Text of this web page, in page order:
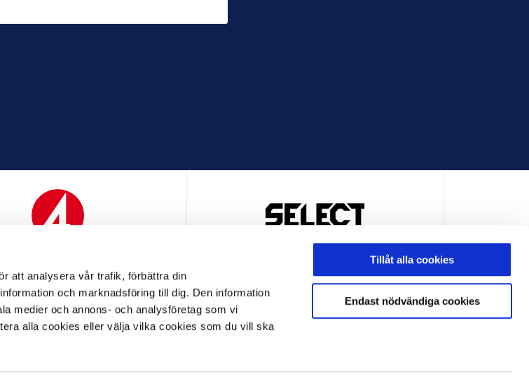
att analysera vår trafik, förbättra din
och marknadsföring till dig. Den information
medier och annons- och analysföretag som vi
alla cookies eller välja vilka cookies som du vill ska
Tillåt alla cookies
Endast nödvändiga cookies